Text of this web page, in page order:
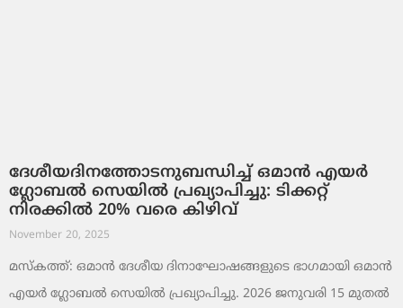
ദേശീയദിനത്തോടനുബന്ധിച്ച് ഒമാൻ എയർ
ഗ്ലോബൽ സെയിൽ പ്രഖ്യാപിച്ചു: ടിക്കറ്റ്
നിരക്കിൽ 20% വരെ കിഴിവ്
November 20, 2025
മസ്‌കത്ത്: ഒമാൻ ദേശീയ ദിനാഘോഷങ്ങളുടെ ഭാഗമായി ഒമാൻ
എയർ ഗ്ലോബൽ സെയിൽ പ്രഖ്യാപിച്ചു. 2026 ജനുവരി 15 മുതൽ